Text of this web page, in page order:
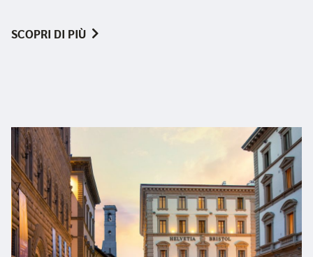
SCOPRI DI PIÙ